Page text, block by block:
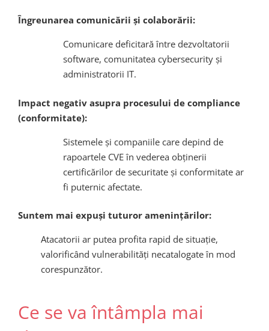
Îngreunarea comunicării și colaborării:
Comunicare deficitară între dezvoltatorii
software, comunitatea cybersecurity și
administratorii IT.
Impact negativ asupra procesului de compliance
(conformitate):
Sistemele și companiile care depind de
rapoartele CVE în vederea obținerii
certificărilor de securitate și conformitate ar
fi puternic afectate.
Suntem mai expuși tuturor amenințărilor:
Atacatorii ar putea profita rapid de situație,
valorificând vulnerabilități necatalogate în mod
corespunzător.
Ce se va întâmpla mai